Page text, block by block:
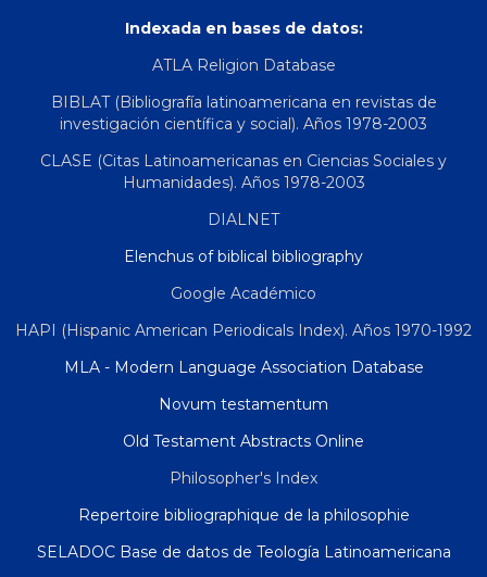
Indexada en bases de datos:
ATLA Religion Database
BIBLAT (Bibliografía latinoamericana en revistas de
investigación científica y social). Años 1978-2003
CLASE (Citas Latinoamericanas en Ciencias Sociales y
Humanidades). Años 1978-2003
DIALNET
Elenchus of biblical bibliography
Google Académico
HAPI (Hispanic American Periodicals Index). Años 1970-1992
MLA - Modern Language Association Database
Novum testamentum
Old Testament Abstracts Online
Philosopher's Index
Repertoire bibliographique de la philosophie
SELADOC Base de datos de Teología Latinoamericana